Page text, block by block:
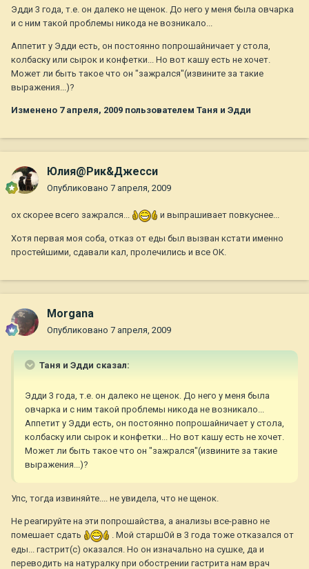
Эдди 3 года, т.е. он далеко не щенок. До него у меня была овчарка
и с ним такой проблемы никода не возникало...
Аппетит у Эдди есть, он постоянно попрошайничает у стола,
колбаску или сырок и конфетки... Но вот кашу есть не хочет.
Может ли быть такое что он "зажрался"(извините за такие
выражения...)?
Изменено 7 апреля, 2009 пользователем Таня и Эдди
Юлия@Рик&Джесси
Опубликовано 7 апреля, 2009
ох скорее всего зажрался... и выпрашивает повкуснее...
Хотя первая моя соба, отказ от еды был вызван кстати именно
простейшими, сдавали кал, пролечились и все ОК.
Morgana
Опубликовано 7 апреля, 2009
Таня и Эдди сказал:
Эдди 3 года, т.е. он далеко не щенок. До него у меня была
овчарка и с ним такой проблемы никода не возникало...
Аппетит у Эдди есть, он постоянно попрошайничает у стола,
колбаску или сырок и конфетки... Но вот кашу есть не хочет.
Может ли быть такое что он "зажрался"(извините за такие
выражения...)?
Упс, тогда извиняйте.... не увидела, что не щенок.
Не реагируйте на эти попрошайства, а анализы все-равно не
помешает сдать
. Мой старшОй в 3 года тоже отказался от
еды... гастрит(с) оказался. Но он изначально на сушке, да и
переводить на натуралку при обострении гастрита нам врач